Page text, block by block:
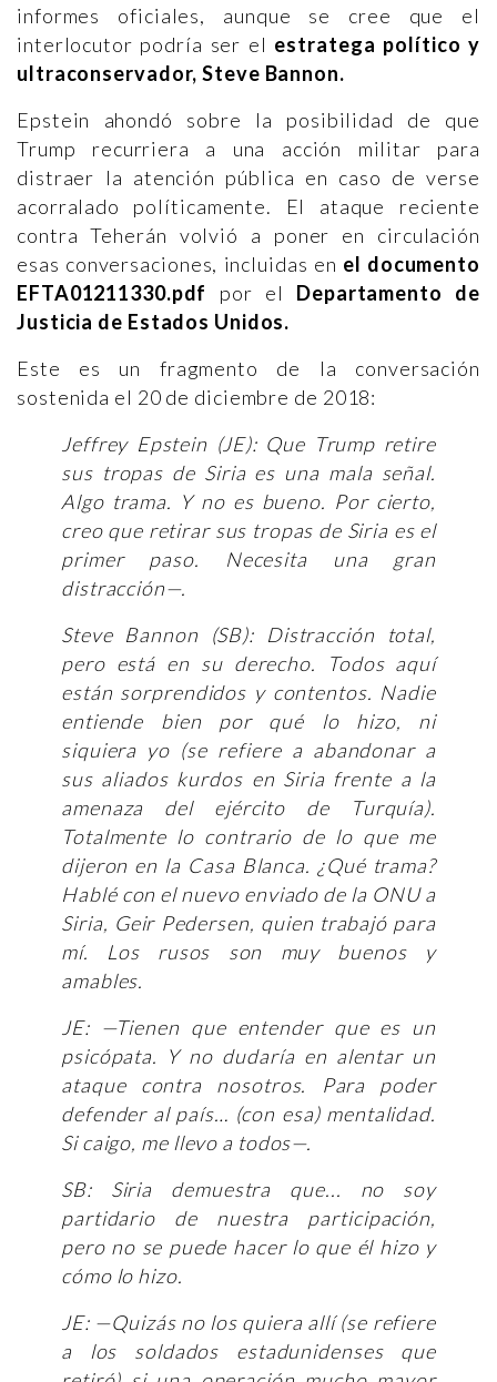
informes oficiales, aunque se cree que el
interlocutor podría ser el estratega político y
ultraconservador, Steve Bannon.
Epstein ahondó sobre la posibilidad de que
Trump recurriera a una acción militar para
distraer la atención pública en caso de verse
acorralado políticamente. El ataque reciente
contra Teherán volvió a poner en circulación
esas conversaciones, incluidas en el documento
EFTA01211330.pdf por el Departamento de
Justicia de Estados Unidos.
Este es un fragmento de la conversación
sostenida el 20 de diciembre de 2018:
Jeffrey Epstein (JE): Que Trump retire
sus tropas de Siria es una mala señal.
Algo trama. Y no es bueno. Por cierto,
creo que retirar sus tropas de Siria es el
primer paso. Necesita una gran
distracción—.
Steve Bannon (SB): Distracción total,
pero está en su derecho. Todos aquí
están sorprendidos y contentos. Nadie
entiende bien por qué lo hizo, ni
siquiera yo (se refiere a abandonar a
sus aliados kurdos en Siria frente a la
amenaza del ejército de Turquía).
Totalmente lo contrario de lo que me
dijeron en la Casa Blanca. ¿Qué trama?
Hablé con el nuevo enviado de la ONU a
Siria, Geir Pedersen, quien trabajó para
mí. Los rusos son muy buenos y
amables.
JE: —Tienen que entender que es un
psicópata. Y no dudaría en alentar un
ataque contra nosotros. Para poder
defender al país… (con esa) mentalidad.
Si caigo, me llevo a todos—.
SB: Siria demuestra que... no soy
partidario de nuestra participación,
pero no se puede hacer lo que él hizo y
cómo lo hizo.
JE: —Quizás no los quiera allí (se refiere
a los soldados estadunidenses que